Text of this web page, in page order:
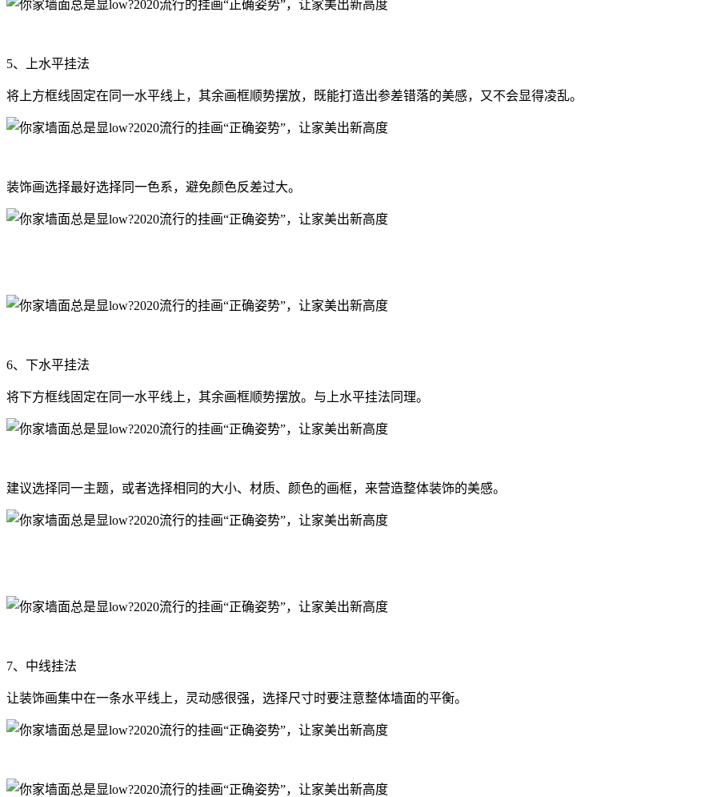
5、上水平挂法
将上方框线固定在同一水平线上，其余画框顺势摆放，既能打造出参差错落的美感，又不会显得凌乱。
装饰画选择最好选择同一色系，避免颜色反差过大。
6、下水平挂法
将下方框线固定在同一水平线上，其余画框顺势摆放。与上水平挂法同理。
建议选择同一主题，或者选择相同的大小、材质、颜色的画框，来营造整体装饰的美感。
7、中线挂法
让装饰画集中在一条水平线上，灵动感很强，选择尺寸时要注意整体墙面的平衡。